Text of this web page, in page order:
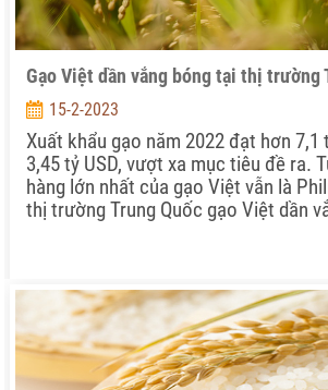
Gạo Việt dần vắng bóng tại thị trường
15-2-2023
Xuất khẩu gạo năm 2022 đạt hơn 7,1
3,45 tỷ USD, vượt xa mục tiêu đề ra.
hàng lớn nhất của gạo Việt vẫn là
thị trường Trung Quốc gạo Việt dần